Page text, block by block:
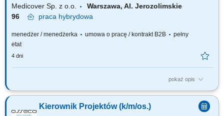
Medicover Sp. z o.o.
Warszawa, Al. Jerozolimskie
96
praca hybrydowa
menedżer / menedżerka umowa o pracę / kontrakt B2B
pełny
etat
4 dni
pokaż opis
Zakres obowiązków: Samodzielne prowadzenie złożonych projektów i
Przygotowanie business case i uzasadnień projektowych we współpracy
Kierownik Projektów (k/m/os.)